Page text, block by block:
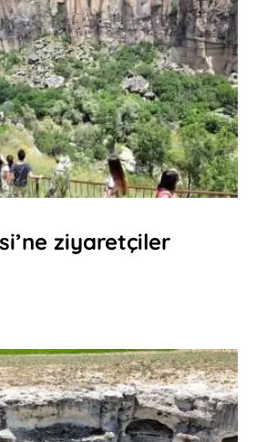
ziyaretçiler